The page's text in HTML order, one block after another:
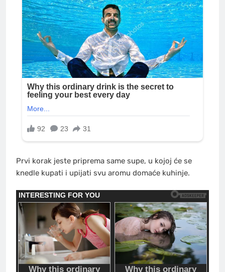
Prvi korak jeste priprema same supe, u kojoj će se
knedle kupati i upijati svu aromu domaće kuhinje.